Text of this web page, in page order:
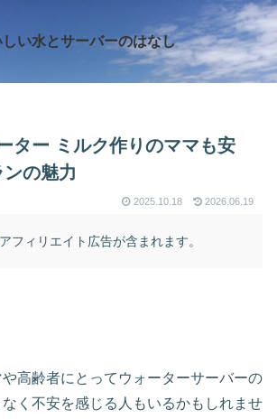
しい水とサーバーのはなし
ター ミルク作りのママも安
の魅力
2025.10.18 2026.06.19
フィリエイト広告が含まれます。
や高齢者にとってウォーターサーバーの
く不安を感じる人もいるかもしれませ